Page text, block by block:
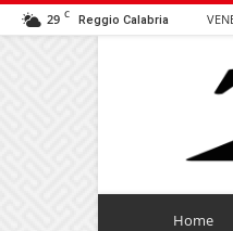
29 C Reggio Calabria
Home